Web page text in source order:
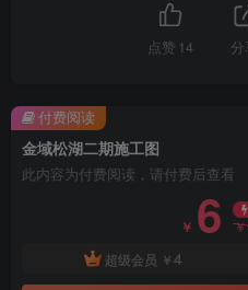
点赞 14 分
金域松湖二期施工图
此内容为付费阅读，请付费后查看
￥ 6 ￥
超级会员 ￥4
付费阅读